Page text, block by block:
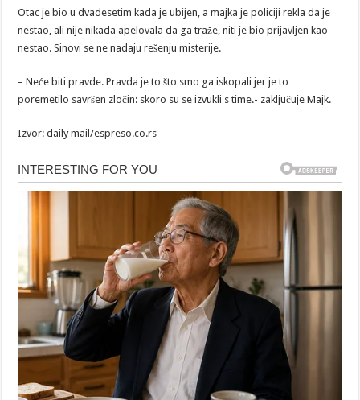
Otac je bio u dvadesetim kada je ubijen, a majka je policiji rekla da je
nestao, ali nije nikada apelovala da ga traže, niti je bio prijavljen kao
nestao. Sinovi se ne nadaju rešenju misterije.
– Neće biti pravde. Pravda je to što smo ga iskopali jer je to
poremetilo savršen zločin: skoro su se izvukli s time.- zaključuje Majk.
Izvor: daily mail/espreso.co.rs